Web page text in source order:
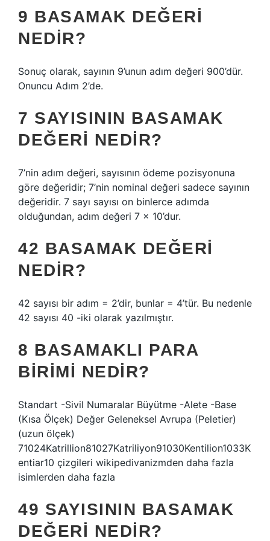
9 BASAMAK DEĞERI
NEDIR?
Sonuç olarak, sayının 9’unun adım değeri 900’dür.
Onuncu Adım 2’de.
7 SAYISININ BASAMAK
DEĞERI NEDIR?
7’nin adım değeri, sayısının ödeme pozisyonuna
göre değeridir; 7’nin nominal değeri sadece sayının
değeridir. 7 sayı sayısı on binlerce adımda
olduğundan, adım değeri 7 x 10’dur.
42 BASAMAK DEĞERI
NEDIR?
42 sayısı bir adım = 2’dir, bunlar = 4’tür. Bu nedenle
42 sayısı 40 -iki olarak yazılmıştır.
8 BASAMAKLI PARA
BIRIMI NEDIR?
Standart -Sivil Numaralar Büyütme -Alete -Base
(Kısa Ölçek) Değer Geleneksel Avrupa (Peletier)
(uzun ölçek)
71024Katrillion81027Katriliyon91030Kentilion1033K
entiar10 çizgileri wikipedivanizmden daha fazla
isimlerden daha fazla
49 SAYISININ BASAMAK
DEĞERI NEDIR?